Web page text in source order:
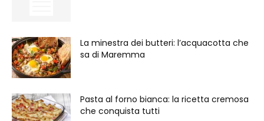
La minestra dei butteri: l’acquacotta che
sa di Maremma
Pasta al forno bianca: la ricetta cremosa
che conquista tutti